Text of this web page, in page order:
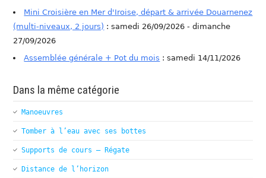
Mini Croisière en Mer d'Iroise, départ & arrivée Douarnenez
(multi-niveaux, 2 jours) : samedi 26/09/2026 - dimanche
27/09/2026
Assemblée générale + Pot du mois : samedi 14/11/2026
Dans la même catégorie
Manoeuvres
Tomber à l’eau avec ses bottes
Supports de cours – Régate
Distance de l’horizon